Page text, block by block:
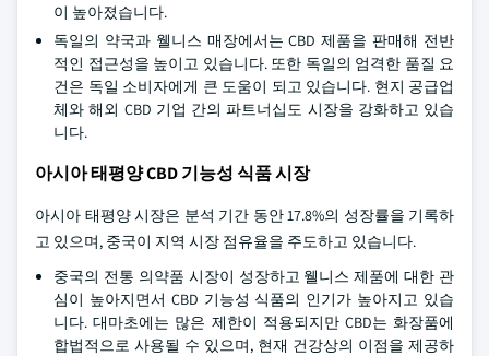
이 높아졌습니다.
독일의 약국과 웰니스 매장에서는 CBD 제품을 판매해 전반
적인 접근성을 높이고 있습니다. 또한 독일의 엄격한 품질 요
건은 독일 소비자에게 큰 도움이 되고 있습니다. 현지 공급업
체와 해외 CBD 기업 간의 파트너십도 시장을 강화하고 있습
니다.
아시아 태평양 CBD 기능성 식품 시장
아시아 태평양 시장은 분석 기간 동안 17.8%의 성장률을 기록하
고 있으며, 중국이 지역 시장 점유율을 주도하고 있습니다.
중국의 전통 의약품 시장이 성장하고 웰니스 제품에 대한 관
심이 높아지면서 CBD 기능성 식품의 인기가 높아지고 있습
니다. 대마초에는 많은 제한이 적용되지만 CBD는 화장품에
합법적으로 사용될 수 있으며, 현재 건강상의 이점을 제공하